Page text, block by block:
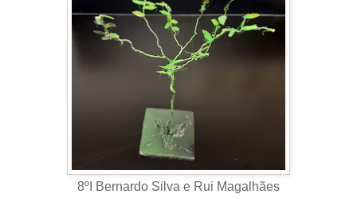
8ºI Bernardo Silva e Rui Magalhães